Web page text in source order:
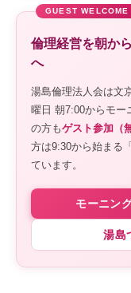
倫理経営を朝か
へ
湯島倫理法人会は文
曜日 朝7:00からモー
の方もゲスト参加（
方は9:30から始まる
ています。
モーニン
湯島